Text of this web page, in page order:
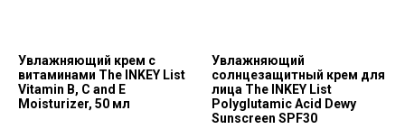
Увлажняющий крем с
витаминами The INKEY List
Vitamin B, C and E
Moisturizer, 50 мл
Увлажняющий
солнцезащитный крем для
лица The INKEY List
Polyglutamic Acid Dewy
Sunscreen SPF30